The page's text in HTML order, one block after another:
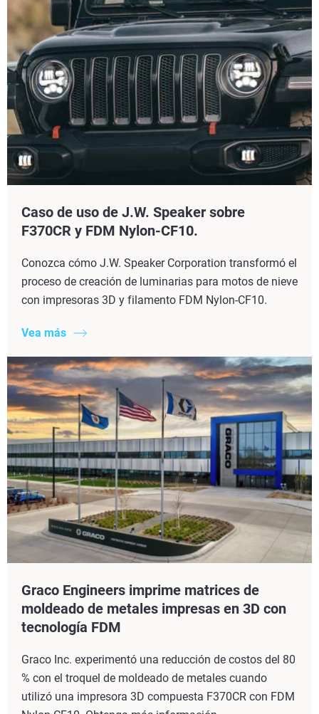
Caso de uso de J.W. Speaker sobre
F370CR y FDM Nylon-CF10.
Conozca cómo J.W. Speaker Corporation transformó el
proceso de creación de luminarias para motos de nieve
con impresoras 3D y filamento FDM Nylon-CF10.
Vea más
Graco Engineers imprime matrices de
moldeado de metales impresas en 3D con
tecnología FDM
Graco Inc. experimentó una reducción de costos del 80
% con el troquel de moldeado de metales cuando
utilizó una impresora 3D compuesta F370CR con FDM